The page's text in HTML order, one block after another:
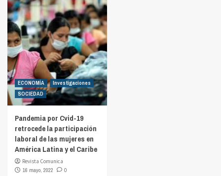
ECONOMÍA
Investigaciones
SOCIEDAD
Pandemia por Cvid-19
retrocede la participación
laboral de las mujeres en
América Latina y el Caribe
Revista Comunica
16 mayo, 2022
0